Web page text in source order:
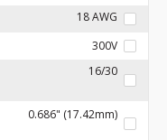
18 AWG
300V
16/30
0.686" (17.42mm)